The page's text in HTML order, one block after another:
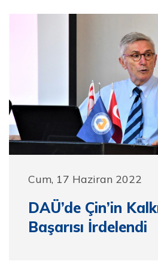
Cum, 17 Haziran 2022
DAÜ’de Çin’in
Başarısı İrdelendi